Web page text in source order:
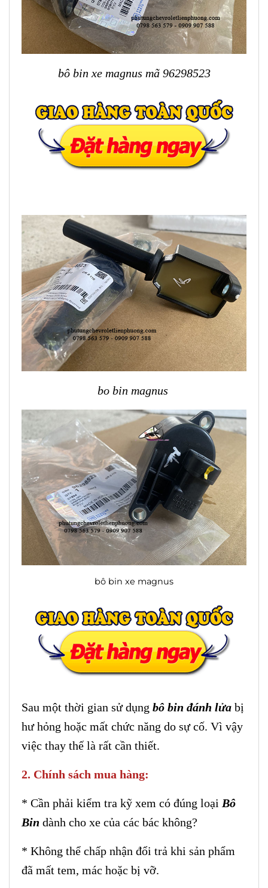
bô bin xe magnus mã 96298523
bo bin magnus
bô bin xe magnus
Sau một thời gian sử dụng bô bin đánh lửa bị
hư hỏng hoặc mất chức năng do sự cố. Vì vậy
việc thay thế là rất cần thiết.
2. Chính sách mua hàng:
* Cần phải kiểm tra kỹ xem có đúng loại Bô
Bin dành cho xe của các bác không?
* Không thể chấp nhận đổi trả khi sản phẩm
đã mất tem, mác hoặc bị vỡ.